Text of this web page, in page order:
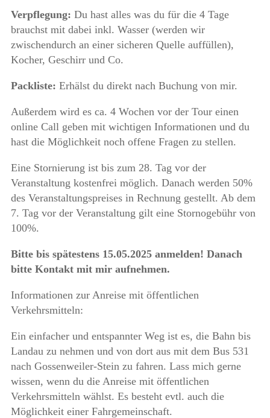
Verpflegung: Du hast alles was du für die 4 Tage
brauchst mit dabei inkl. Wasser (werden wir
zwischendurch an einer sicheren Quelle auffüllen),
Kocher, Geschirr und Co.
Packliste: Erhälst du direkt nach Buchung von mir.
Außerdem wird es ca. 4 Wochen vor der Tour einen
online Call geben mit wichtigen Informationen und du
hast die Möglichkeit noch offene Fragen zu stellen.
Eine Stornierung ist bis zum 28. Tag vor der
Veranstaltung kostenfrei möglich. Danach werden 50%
des Veranstaltungspreises in Rechnung gestellt. Ab dem
7. Tag vor der Veranstaltung gilt eine Stornogebühr von
100%.
Bitte bis spätestens 15.05.2025 anmelden! Danach
bitte Kontakt mit mir aufnehmen.
Informationen zur Anreise mit öffentlichen
Verkehrsmitteln:
Ein einfacher und entspannter Weg ist es, die Bahn bis
Landau zu nehmen und von dort aus mit dem Bus 531
nach Gossenweiler-Stein zu fahren. Lass mich gerne
wissen, wenn du die Anreise mit öffentlichen
Verkehrsmitteln wählst. Es besteht evtl. auch die
Möglichkeit einer Fahrgemeinschaft.